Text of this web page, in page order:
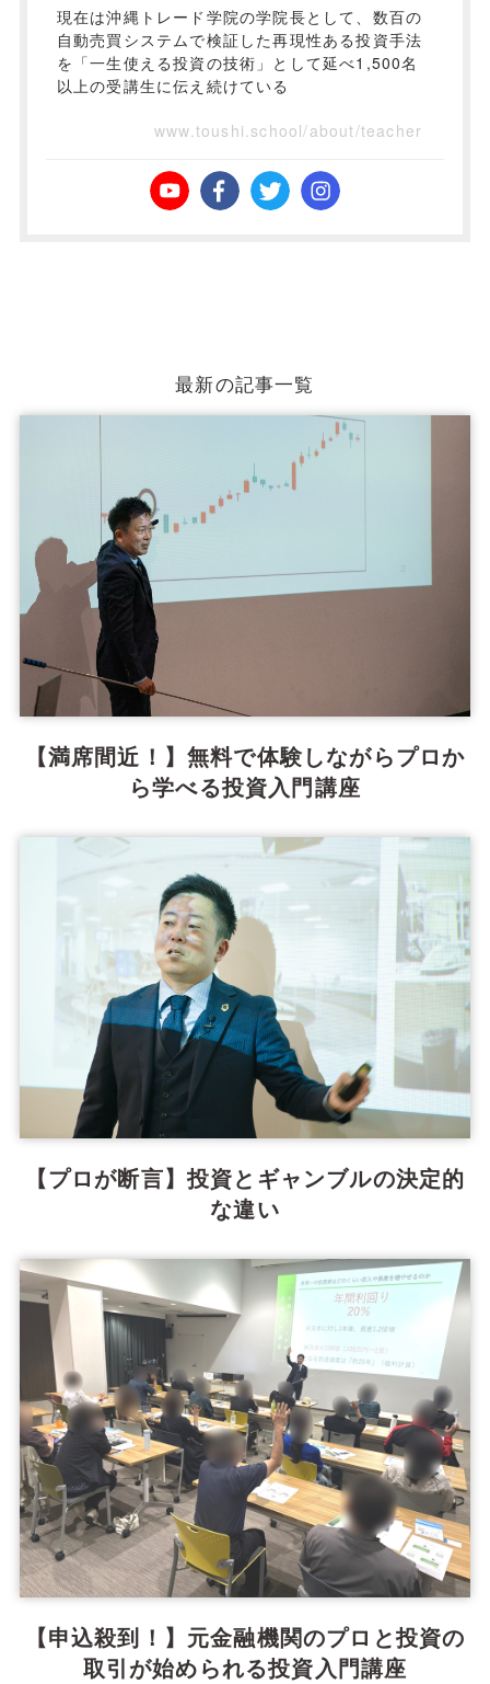
現在は沖縄トレード学院の学院長として、数百の
自動売買システムで検証した再現性ある投資手法
を「一生使える投資の技術」として延べ1,500名
以上の受講生に伝え続けている
www.toushi.school/about/teacher
最新の記事一覧
【満席間近！】無料で体験しながらプロか
ら学べる投資入門講座
【プロが断言】投資とギャンブルの決定的
な違い
【申込殺到！】元金融機関のプロと投資の
取引が始められる投資入門講座